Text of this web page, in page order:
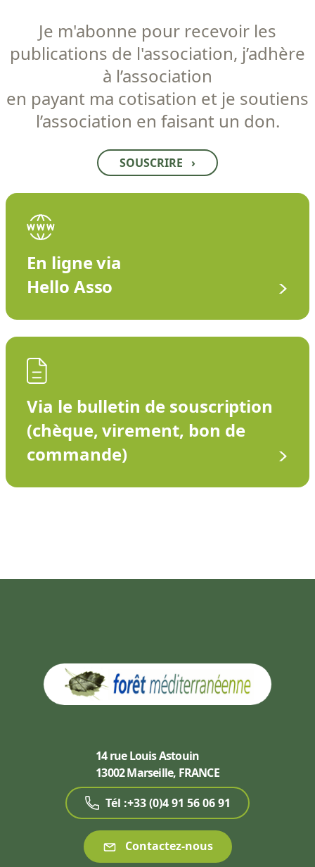
Je m'abonne pour recevoir les
publications de l'association, j’adhère
à l’association
en payant ma cotisation et je soutiens
l’association en faisant un don.
SOUSCRIRE ›
En ligne via
Hello Asso
Via le bulletin de souscription
(chèque, virement, bon de
commande)
14 rue Louis Astouin
13002 Marseille, FRANCE
Tél :+33 (0)4 91 56 06 91
Contactez-nous